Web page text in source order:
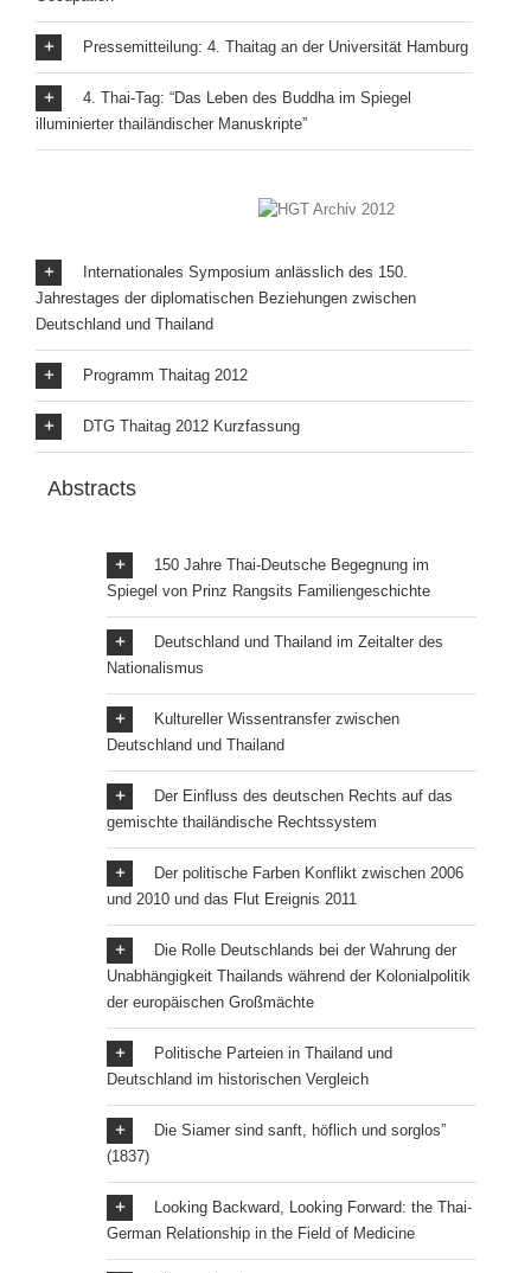
Pressemitteilung: 4. Thaitag an der Universität Hamburg
4. Thai-Tag: “Das Leben des Buddha im Spiegel
illuminierter thailändischer Manuskripte”
Internationales Symposium anlässlich des 150.
Jahrestages der diplomatischen Beziehungen zwischen
Deutschland und Thailand
Programm Thaitag 2012
DTG Thaitag 2012 Kurzfassung
Abstracts
150 Jahre Thai-Deutsche Begegnung im
Spiegel von Prinz Rangsits Familiengeschichte
Deutschland und Thailand im Zeitalter des
Nationalismus
Kultureller Wissentransfer zwischen
Deutschland und Thailand
Der Einfluss des deutschen Rechts auf das
gemischte thailändische Rechtssystem
Der politische Farben Konflikt zwischen 2006
und 2010 und das Flut Ereignis 2011
Die Rolle Deutschlands bei der Wahrung der
Unabhängigkeit Thailands während der Kolonialpolitik
der europäischen Großmächte
Politische Parteien in Thailand und
Deutschland im historischen Vergleich
Die Siamer sind sanft, höflich und sorglos”
(1837)
Looking Backward, Looking Forward: the Thai-
German Relationship in the Field of Medicine